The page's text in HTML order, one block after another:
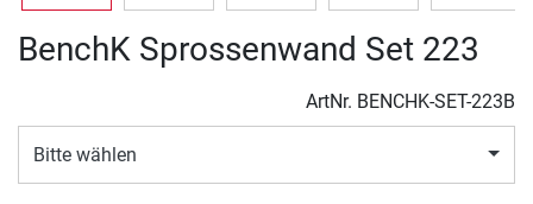
BenchK Sprossenwand Set 223
ArtNr. BENCHK-SET-223B
Bitte wählen